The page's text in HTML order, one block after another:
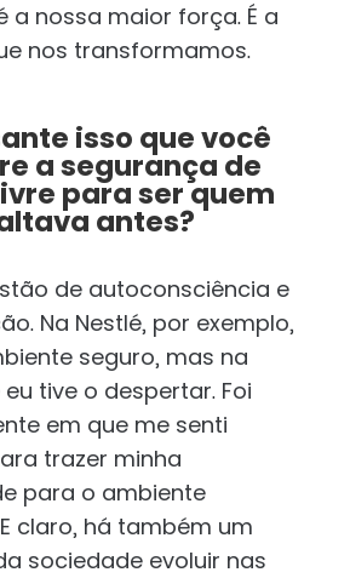
a nossa maior força. É a
nos transformamos.
isso que você
a segurança de
para ser quem
antes?
de autoconsciência e
Na Nestlé, por exemplo,
seguro, mas na
eu tive o despertar. Foi
em que me senti
trazer minha
para o ambiente
claro, há também um
sociedade evoluir nas